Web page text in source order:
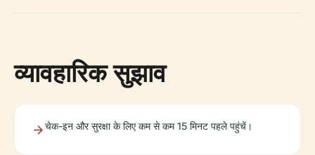
व्यावहारिक सुझाव
चेक-इन और सुरक्षा के लिए कम से कम 15 मिनट पहले पहुंचें।